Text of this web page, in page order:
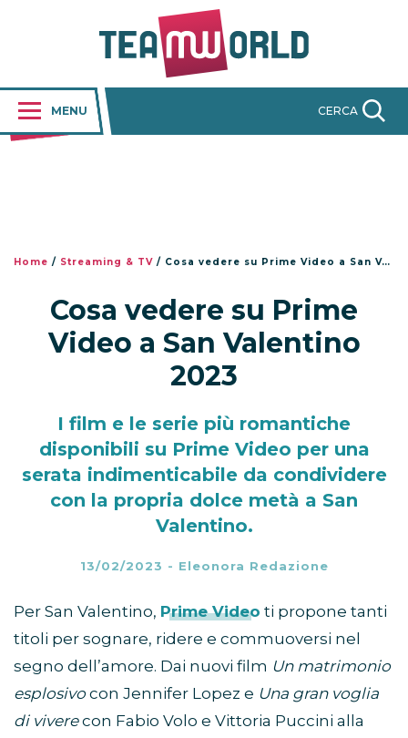
MENU CERCA
Home / Streaming & TV / Cosa vedere su Prime Video a San Valentino 2023
Cosa vedere su Prime
Video a San Valentino
2023
I film e le serie più romantiche
disponibili su Prime Video per una
serata indimenticabile da condividere
con la propria dolce metà a San
Valentino.
13/02/2023 - Eleonora Redazione
Per San Valentino, Prime Video ti propone tanti
titoli per sognare, ridere e commuoversi nel
segno dell’amore. Dai nuovi film Un matrimonio
esplosivocon Jennifer Lopez e Una gran voglia
di viverecon Fabio Volo e Vittoria Puccini alla